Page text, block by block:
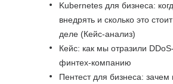
Kubernetes для бизнеса:
внедрять и сколько это
деле (Кейс-анализ)
Кейс: как мы отразили
финтех-компанию
Пентест для бизнеса: зачем